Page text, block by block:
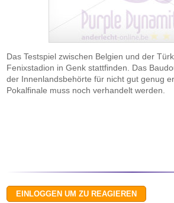
Das Testspiel zwischen Belgien und der
Fenixstadion in Genk stattfinden. Das
der Innenlandsbehörte für nicht gut genug
Pokalfinale muss noch verhandelt werden.